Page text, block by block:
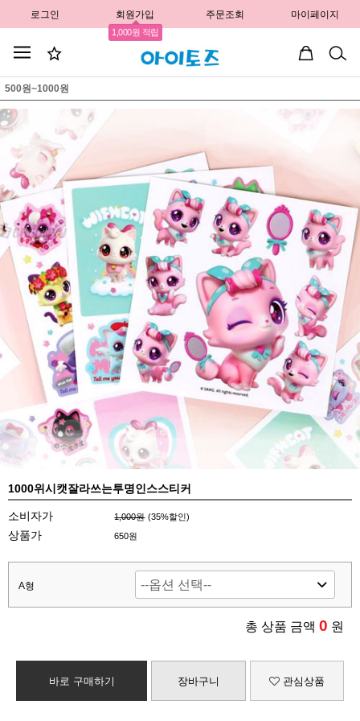
로그인 회원가입
1,000원 적립
주문조회 마이페이지
500원~1000원
1000위시캣잘라쓰는투명인스스티커
소비자가 1,000원 (35%할인)
상품가 650원
A형
총 상품 금액 0 원
바로 구매하기 장바구니 관심상품